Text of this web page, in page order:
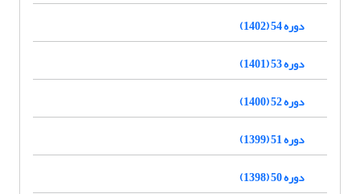
دوره 54 (1402)
دوره 53 (1401)
دوره 52 (1400)
دوره 51 (1399)
دوره 50 (1398)